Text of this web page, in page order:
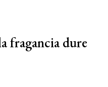
fragancia dure